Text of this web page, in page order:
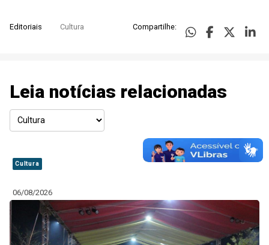
Editoriais Cultura Compartilhe:
Leia notícias relacionadas
Cultura
06/08/2026